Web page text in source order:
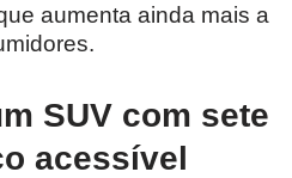
aumenta ainda mais a
SUV com sete
acessível